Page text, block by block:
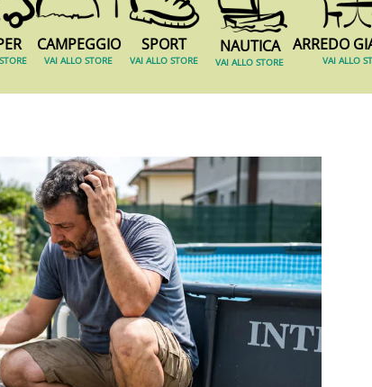
CAMPEGGIO
VAI ALLO STORE
SPORT
VAI ALLO STORE
NAUTICA
VAI ALLO STORE
ARREDO
VAI ALLO